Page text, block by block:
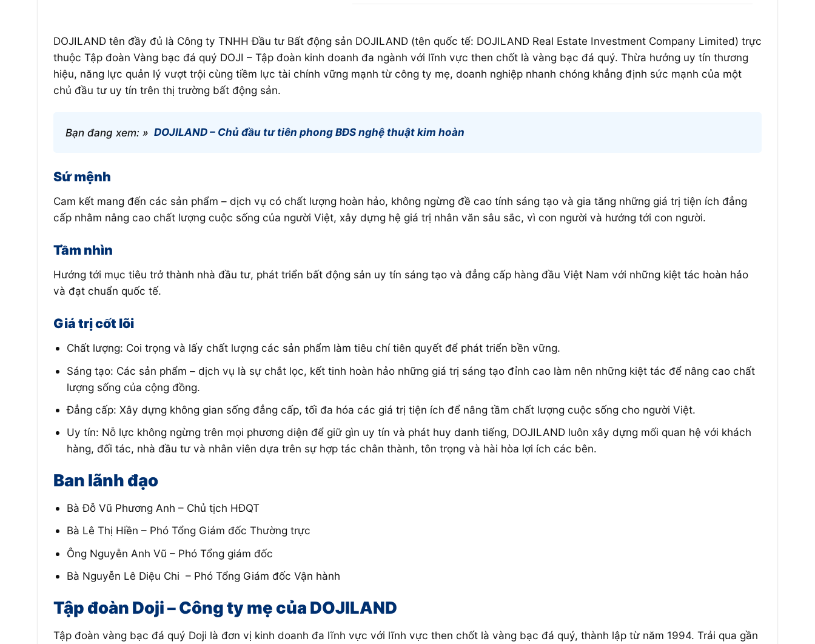
DOJILAND tên đầy đủ là Công ty TNHH Đầu tư Bất động sản DOJILAND (tên quốc tế: DOJILAND Real Estate Investment Company Limited) trực
thuộc Tập đoàn Vàng bạc đá quý DOJI – Tập đoàn kinh doanh đa ngành với lĩnh vực then chốt là vàng bạc đá quý. Thừa hưởng uy tín thương
hiệu, năng lực quản lý vượt trội cùng tiềm lực tài chính vững mạnh từ công ty mẹ, doanh nghiệp nhanh chóng khẳng định sức mạnh của một
chủ đầu tư uy tín trên thị trường bất động sản.
Bạn đang xem: » DOJILAND – Chủ đầu tư tiên phong BĐS nghệ thuật kim hoàn
Sứ mệnh
Cam kết mang đến các sản phẩm – dịch vụ có chất lượng hoàn hảo, không ngừng đề cao tính sáng tạo và gia tăng những giá trị tiện ích đẳng
cấp nhằm nâng cao chất lượng cuộc sống của người Việt, xây dựng hệ giá trị nhân văn sâu sắc, vì con người và hướng tới con người.
Tầm nhìn
Hướng tới mục tiêu trở thành nhà đầu tư, phát triển bất động sản uy tín sáng tạo và đẳng cấp hàng đầu Việt Nam với những kiệt tác hoàn hảo
và đạt chuẩn quốc tế.
Giá trị cốt lõi
Chất lượng: Coi trọng và lấy chất lượng các sản phẩm làm tiêu chí tiên quyết để phát triển bền vững.
Sáng tạo: Các sản phẩm – dịch vụ là sự chắt lọc, kết tinh hoàn hảo những giá trị sáng tạo đỉnh cao làm nên những kiệt tác để nâng cao chất
lượng sống của cộng đồng.
Đẳng cấp: Xây dựng không gian sống đẳng cấp, tối đa hóa các giá trị tiện ích để nâng tầm chất lượng cuộc sống cho người Việt.
Uy tín: Nỗ lực không ngừng trên mọi phương diện để giữ gìn uy tín và phát huy danh tiếng, DOJILAND luôn xây dựng mối quan hệ với khách
hàng, đối tác, nhà đầu tư và nhân viên dựa trên sự hợp tác chân thành, tôn trọng và hài hòa lợi ích các bên.
Ban lãnh đạo
Bà Đỗ Vũ Phương Anh – Chủ tịch HĐQT
Bà Lê Thị Hiền – Phó Tổng Giám đốc Thường trực
Ông Nguyễn Anh Vũ – Phó Tổng giám đốc
Bà Nguyễn Lê Diệu Chi – Phó Tổng Giám đốc Vận hành
Tập đoàn Doji – Công ty mẹ của DOJILAND
Tập đoàn vàng bạc đá quý Doji là đơn vị kinh doanh đa lĩnh vực với lĩnh vực then chốt là vàng bạc đá quý, thành lập từ năm 1994. Trải qua gần